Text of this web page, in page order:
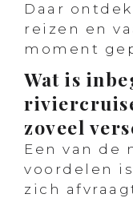
Daar
reizen en
moment
Wat is
zoveel
Een van de
voordelen
zich